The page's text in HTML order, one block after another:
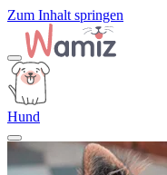
Zum Inhalt springen
Hund